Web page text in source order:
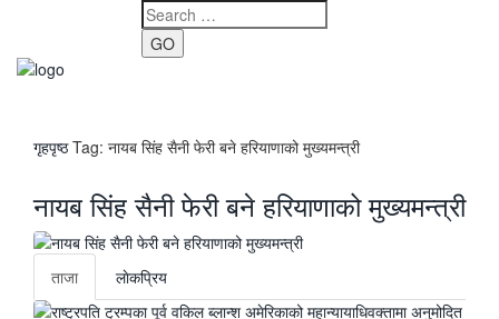
GO
गृहपृष्ठTag: नायब सिंह सैनी फेरी बने हरियाणाको मुख्यमन्त्री
नायब सिंह सैनी फेरी बने हरियाणाको मुख्यमन्त्री
ताजा लाेकप्रिय